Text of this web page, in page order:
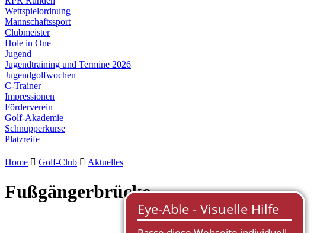
Wettspielordnung
Mannschaftssport
Clubmeister
Hole in One
Jugend
Jugendtraining und Termine 2026
Jugendgolfwochen
C-Trainer
Impressionen
Förderverein
Golf-Akademie
Schnupperkurse
Platzreife
Home  Golf-Club  Aktuelles
Fußgängerbrücke